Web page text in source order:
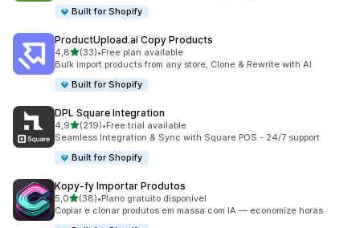
Built for Shopify
ProductUpload.ai Copy Products
4,8de 5 estrelas
(33)
33 total de avaliações
•Free plan available
Bulk import products from any store, Clone & Rewrite with AI
Built for Shopify
DPL Square Integration
4,9de 5 estrelas
(219)
219 total de avaliações
•Free trial available
Seamless Integration & Sync with Square POS - 24/7 support
Built for Shopify
Kopy‑fy Importar Produtos
5,0de 5 estrelas
(38)
38 total de avaliações
•Plano gratuito disponível
Copiar e clonar produtos em massa com IA — economize horas